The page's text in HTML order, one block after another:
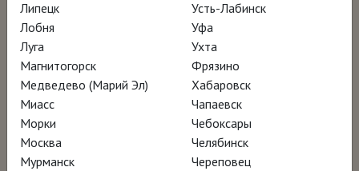
НАГРАДЫ
Премия Общества киносценаристов
Испании (CEC) – лучший
документальный фильм
Номинация на премию «Гойя» –
Липецк
Лобня
Луга
Магнитогорск
Медведево (Марий Эл)
Миасс
Морки
Москва
Мурманск
Усть-Лабинск
Уфа
Ухта
Фрязино
Хабаровск
Чапаевск
Чебоксары
Челябинск
Череповец